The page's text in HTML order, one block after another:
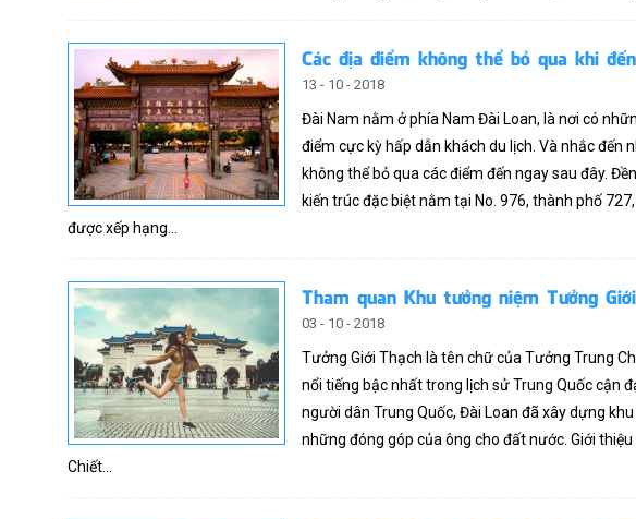
Các địa điểm không thể bỏ qua khi
13 - 10 - 2018
Đài Nam nằm ở phía Nam Đài Loan, là nơi có
điểm cực kỳ hấp dẫn khách du lịch. Và nhắc đến
không thể bỏ qua các điểm đến ngay sau đây.
kiến trúc đặc biệt nằm tại No. 976, thành phố
được xếp hạng...
Tham quan Khu tưởng niệm Tưởng
03 - 10 - 2018
Tưởng Giới Thạch là tên chữ của Tưởng Trung
nổi tiếng bậc nhất trong lịch sử Trung Quốc cận
người dân Trung Quốc, Đài Loan đã xây dựng
những đóng góp của ông cho đất nước. Giới
Chiết...